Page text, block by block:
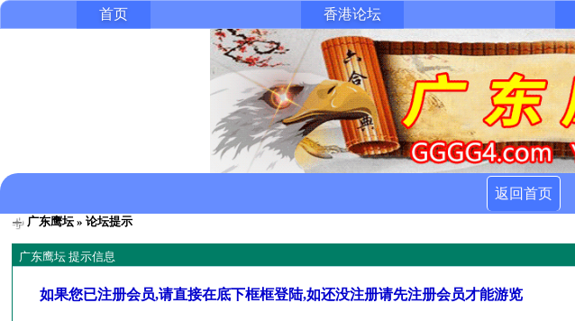
首页 香港论坛
返回首页
广东鹰坛» 论坛提示
广东鹰坛 提示信息
如果您已注册会员,请直接在底下框框登陆,如还没注册请先注册会员才能游览